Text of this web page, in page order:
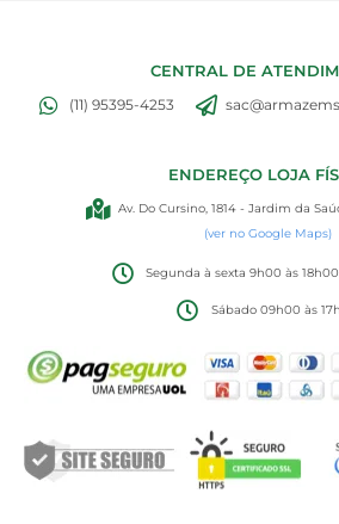
CENTRAL DE
(11) 95395-4253
ENDEREÇO LOJA
Av. Do Cursino, 1814 - Jardim da
(ver no Google Maps)
Segunda à sexta 9h00 às
Sábado 09h00 às